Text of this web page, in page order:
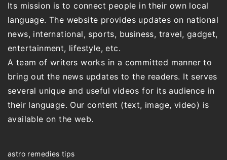
Its mission is to connect people in their own local
language. The website provides updates on national
news, international, sports, business, travel, gadget,
entertainment, lifestyle, etc.
A team of writers works in a committed manner to
bring out the news updates to the readers. It serves
several unique and useful videos for its audience in
their language. Our content (text, image, video) is
available on the web.
astro remedies tips